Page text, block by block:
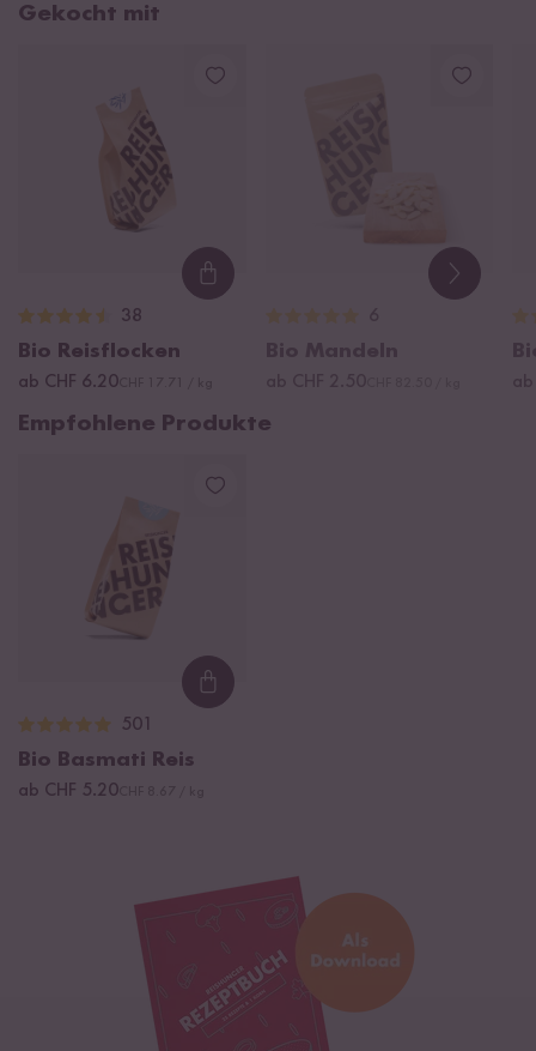
Gekocht mit
Loading...
38
Bio Reisflocken
ab CHF 6.20
Empfohlene Produkte
Loading...
501
Bio Basmati Reis
ab CHF 5.20